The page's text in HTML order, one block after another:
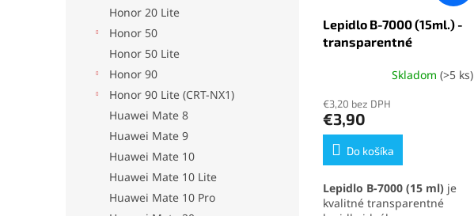
Honor 20 Lite
Honor 50
Honor 50 Lite
Honor 90
Honor 90 Lite (CRT-NX1)
Huawei Mate 8
Huawei Mate 9
Huawei Mate 10
Huawei Mate 10 Lite
Huawei Mate 10 Pro
Lepidlo B-7000 (15ml.) -
transparentné
produktu
je
5,0
5
hviezdičiek.
Skladom (>5 ks)
€3,20 bez DPH
€3,90
Do košíka
Lepidlo B-7000 (15 ml) je
kvalitné transparentné